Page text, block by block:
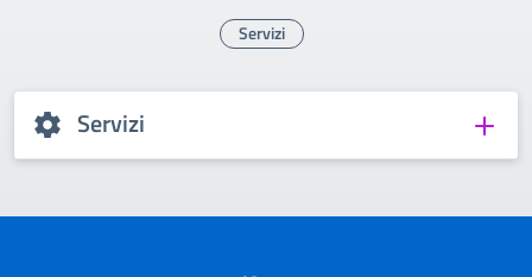
Servizi
Servizi